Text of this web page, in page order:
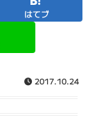
はてブ
2017.10.24